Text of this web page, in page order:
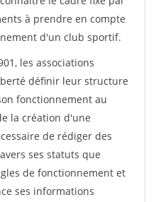
à prendre en compte
d'un club sportif.
les associations
définir leur structure
fonctionnement au
la création d'une
de rédiger des
ses statuts que
de fonctionnement et
ses informations